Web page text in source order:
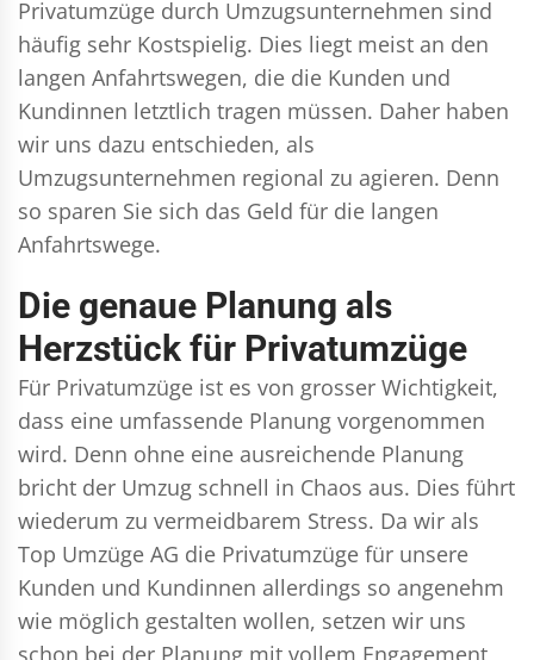
Privatumzüge durch Umzugsunternehmen sind
häufig sehr Kostspielig. Dies liegt meist an den
langen Anfahrtswegen, die die Kunden und
Kundinnen letztlich tragen müssen. Daher haben
wir uns dazu entschieden, als
Umzugsunternehmen regional zu agieren. Denn
so sparen Sie sich das Geld für die langen
Anfahrtswege.
Die genaue Planung als
Herzstück für Privatumzüge
Für Privatumzüge ist es von grosser Wichtigkeit,
dass eine umfassende Planung vorgenommen
wird. Denn ohne eine ausreichende Planung
bricht der Umzug schnell in Chaos aus. Dies führt
wiederum zu vermeidbarem Stress. Da wir als
Top Umzüge AG die Privatumzüge für unsere
Kunden und Kundinnen allerdings so angenehm
wie möglich gestalten wollen, setzen wir uns
schon bei der Planung mit vollem Engagement